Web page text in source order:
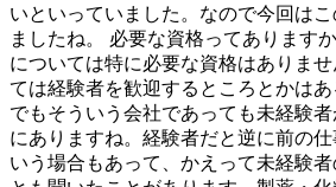
いといっていました。なので今回は
ましたね。 必要な資格ってあります
については特に必要な資格はありま
ては経験者を歓迎するところとかは
でもそういう会社であっても未経験
にありますね。経験者だと逆に前の
いう場合もあって、かえって未経験